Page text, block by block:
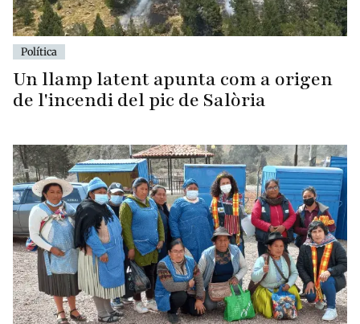
Política
Un llamp latent apunta com a origen
de l'incendi del pic de Salòria